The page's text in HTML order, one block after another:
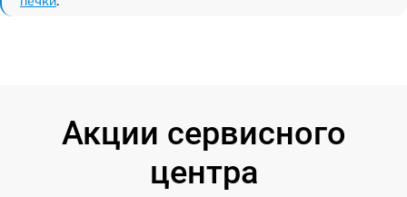
Акции сервисного
центра